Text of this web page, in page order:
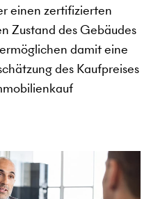
einen zertifizierten
Zustand des Gebäudes
damit eine
des Kaufpreises